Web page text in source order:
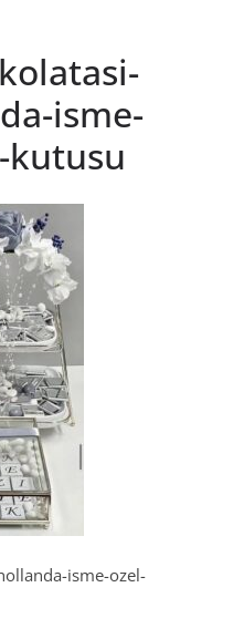
isme-
kutusu
isme-ozel-